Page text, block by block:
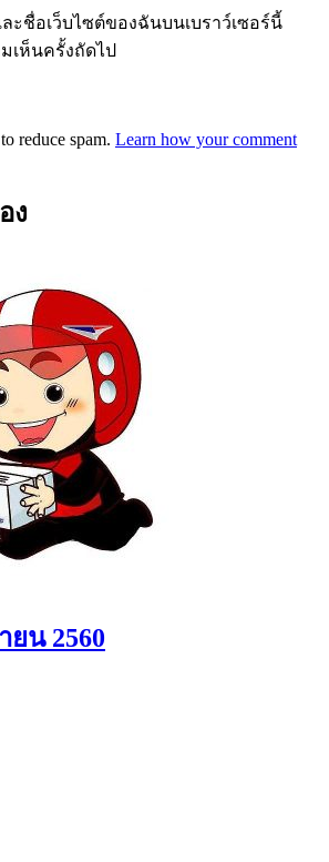
ะชื่อเว็บไซต์ของฉันบนเบราว์เซอร์นี้
เห็นครั้งถัดไป
reduce spam. Learn how your comment
ง
ยน 2560